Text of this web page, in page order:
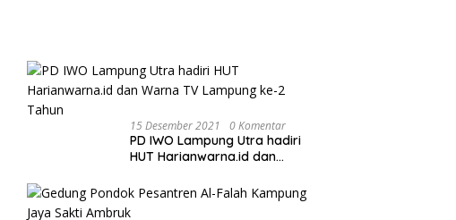
15 Desember 2021 0 Komentar
PD IWO Lampung Utra hadiri
HUT Harianwarna.id dan
Tahun